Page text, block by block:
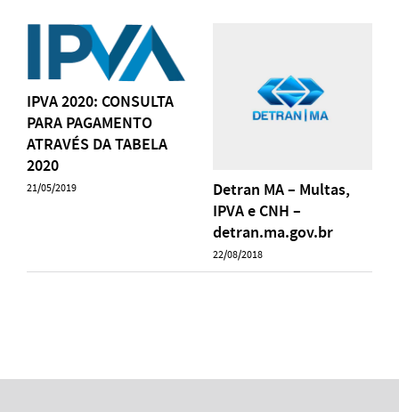
IPVA 2020: CONSULTA
PARA PAGAMENTO
ATRAVÉS DA TABELA
2020
21/05/2019
Detran MA – Multas,
IPVA e CNH –
detran.ma.gov.br
22/08/2018